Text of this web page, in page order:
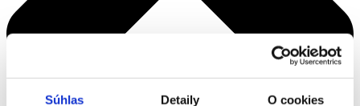
Súhlas Detaily O cookies